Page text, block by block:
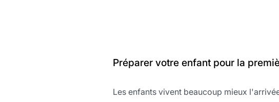
Préparer votre enfant pour la
Les enfants vivent beaucoup mieux